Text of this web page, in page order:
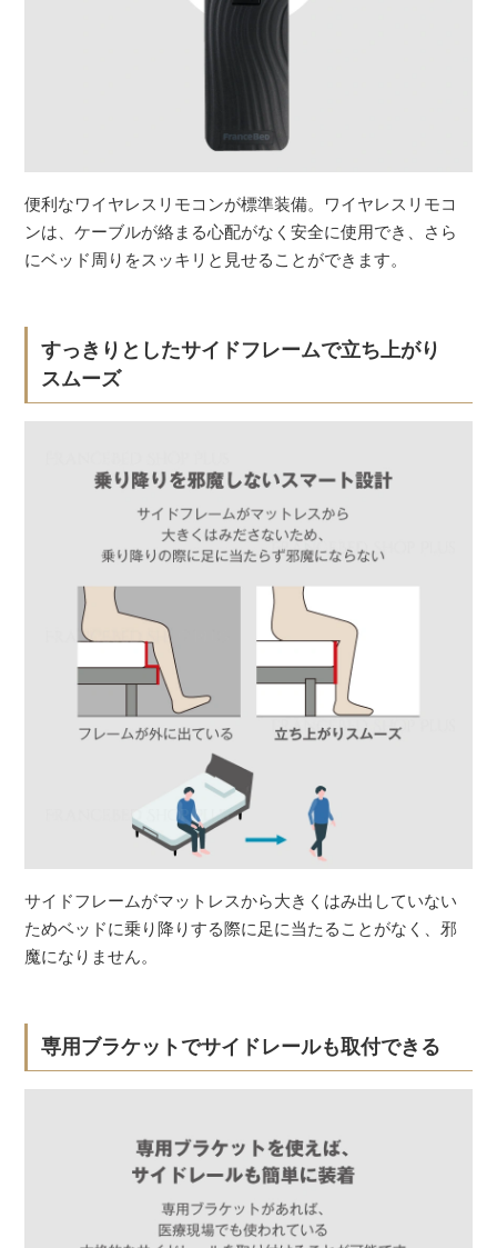
便利なワイヤレスリモコンが標準装備。ワイヤレスリモコ
ンは、ケーブルが絡まる心配がなく安全に使用でき、さら
にベッド周りをスッキリと見せることができます。
すっきりとしたサイドフレームで立ち上がり
スムーズ
サイドフレームがマットレスから大きくはみ出していない
ためベッドに乗り降りする際に足に当たることがなく、邪
魔になりません。
専用ブラケットでサイドレールも取付できる